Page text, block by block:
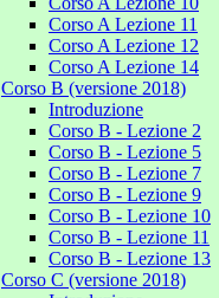
Corso A Lezione 11
Corso A Lezione 12
Corso A Lezione 14
Corso B (versione 2018)
Introduzione
Corso B - Lezione 2
Corso B - Lezione 5
Corso B - Lezione 7
Corso B - Lezione 9
Corso B - Lezione 10
Corso B - Lezione 11
Corso B - Lezione 13
Corso C (versione 2018)